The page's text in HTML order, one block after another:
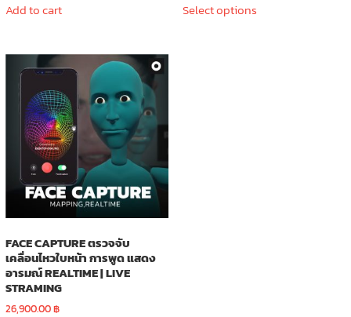
Add to cart Select optionsproduct
FACE CAPTURE ตรวจจับ
เคลื่อนไหวใบหน้า การพูด แสดง
อารมณ์ REALTIME | LIVE
STRAMING
26,900.00฿